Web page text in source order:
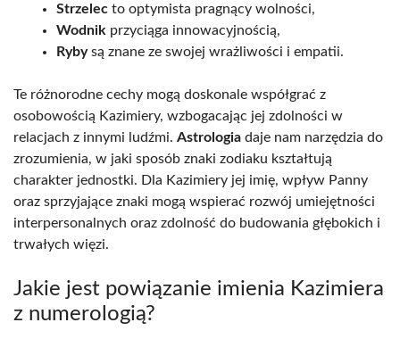
Strzelec to optymista pragnący wolności,
Wodnik przyciąga innowacyjnością,
Rybysą znane ze swojej wrażliwości i empatii.
Te różnorodne cechy mogą doskonale współgrać z
osobowością Kazimiery, wzbogacając jej zdolności w
relacjach z innymi ludźmi. Astrologia daje nam narzędzia do
zrozumienia, w jaki sposób znaki zodiaku kształtują
charakter jednostki. Dla Kazimiery jej imię, wpływ Panny
oraz sprzyjające znaki mogą wspierać rozwój umiejętności
interpersonalnych oraz zdolność do budowania głębokich i
trwałych więzi.
Jakie jest powiązanie imienia Kazimiera
z numerologią?